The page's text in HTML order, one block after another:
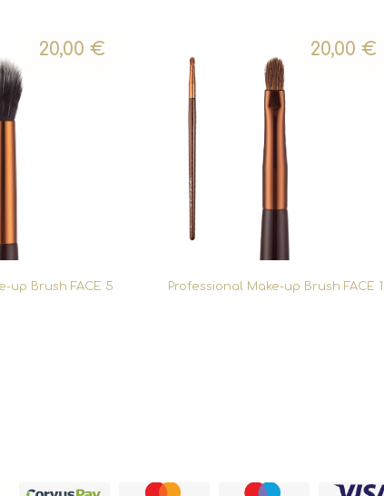
up Brush FACE 5
20,00€
Professional Make-up Brush FACE 1
20,00€